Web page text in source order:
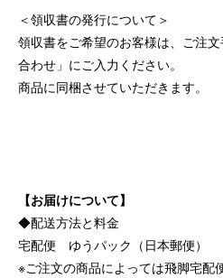
＜領収書の発行について＞
領収書をご希望のお客様は、ご注
合わせ」にご入力ください。
商品に同梱させていただきます。
【お届けについて】
◆配送方法と料金
宅配便 ゆうパック（日本郵便）
※ご注文の商品によっては飛脚宅配